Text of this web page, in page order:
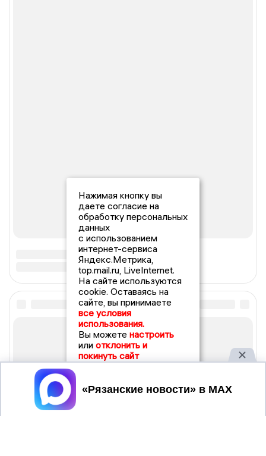
Нажимая кнопку вы
даете согласие на
обработку персональных
данных
с использованием
интернет-сервиса
Яндекс.Метрика,
top.mail.ru, LiveInternet.
На сайте используются
cookie. Оставаясь на
сайте, вы принимаете
все условия
использования.
Вы можете настроить
или отклонить и
покинуть сайт
Принять